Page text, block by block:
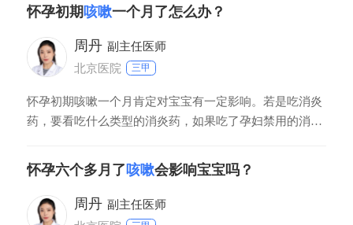
怀孕初期咳嗽一个月了怎么办？
周丹 副主任医师
北京医院
三甲
怀孕初期咳嗽一个月肯定对宝宝有一定影响。若是吃消炎
药，要看吃什么类型的消炎药，如果吃了孕妇禁用的消炎
嗽，怀孕后没吃药，咳嗽好了，这种情况对宝宝影响不
大。
怀孕六个多月了咳嗽会影响宝宝吗？
周丹 副主任医师